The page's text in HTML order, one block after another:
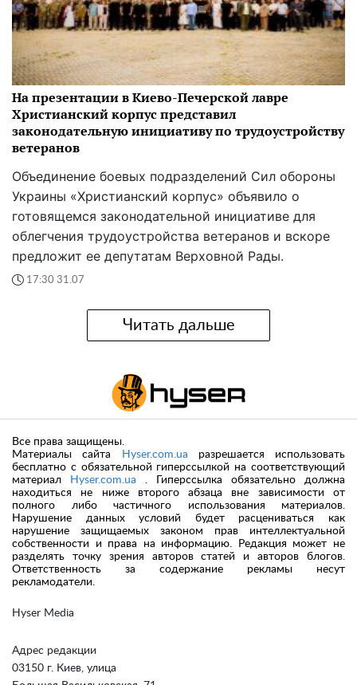
На презентации в Киево-Печерской лавре
Христианский корпус представил
законодательную инициативу по трудоустройству
ветеранов
Объединение боевых подразделений Сил обороны
Украины «Христианский корпус» объявило о
готовящемся законодательной инициативе для
облегчения трудоустройства ветеранов и вскоре
предложит ее депутатам Верховной Рады.
17:30 31.07
Читать дальше
Hyser Media
Адрес редакции
03150 г. Киев, улица
Все права защищены.
Материалы сайта
Hyser.com.ua разрешается использовать
бесплатно с обязательной гиперссылкой на соответствующий
материал
Hyser.com.ua . Гиперссылка обязательно должна
находиться не ниже второго абзаца вне зависимости от
полного либо частичного использования материалов.
Нарушение данных условий будет расцениваться как
нарушение защищаемых законом прав интеллектуальной
собственности и права на информацию. Редакция может не
разделять точку зрения авторов статей и авторов блогов.
Ответственность за содержание рекламы несут
рекламодатели.